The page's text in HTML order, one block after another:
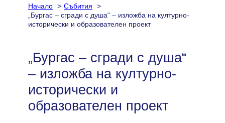
Начало
Събития
„Бургас – сгради с душа“ – изложба на културно-
исторически и образователен проект
„Бургас – сгради с душа“
– изложба на културно-
исторически и
образователен проект